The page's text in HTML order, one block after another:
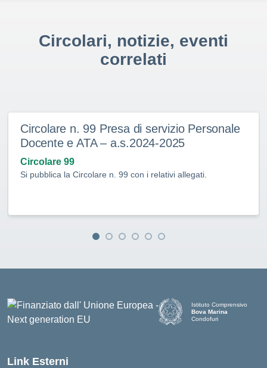
Circolari, notizie, eventi
correlati
Circolare n. 99 Presa di servizio Personale
Docente e ATA – a.s.2024-2025
Circolare 99
Si pubblica la Circolare n. 99 con i relativi allegati.
Istituto Comprensivo
Bova Marina
Condofuri
Link Esterni